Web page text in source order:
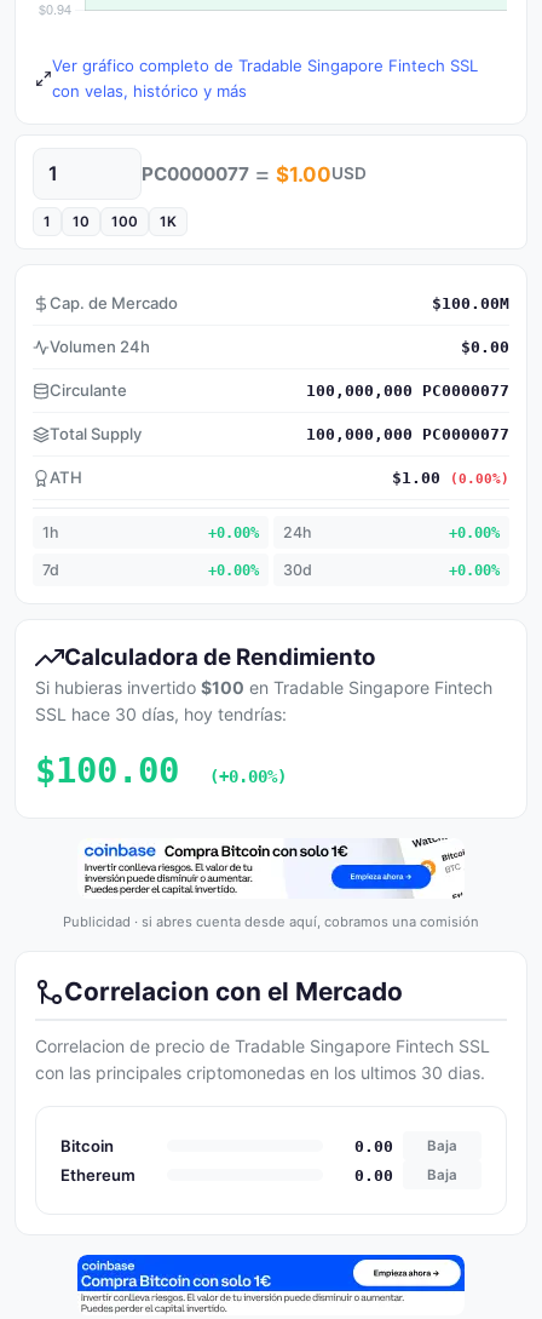
Ver gráfico completo de Tradable Singapore Fintech SSL
con velas, histórico y más
Cantidad PC0000077 = $1.00USD
1 10 100 1K
Cap. de Mercado $100.00M
Volumen 24h $0.00
Circulante 100,000,000 PC0000077
Total Supply 100,000,000 PC0000077
ATH $1.00 (0.00%)
1h +0.00% 24h +0.00%
7d +0.00% 30d +0.00%
Calculadora de Rendimiento
Si hubieras invertido $100 en Tradable Singapore Fintech
SSL hace 30 días, hoy tendrías:
$100.00 (+0.00%)
Publicidad · si abres cuenta desde aquí, cobramos una comisión
Correlacion con el Mercado
Correlacion de precio de Tradable Singapore Fintech SSL
con las principales criptomonedas en los ultimos 30 dias.
Bitcoin 0.00 Baja
Ethereum 0.00 Baja